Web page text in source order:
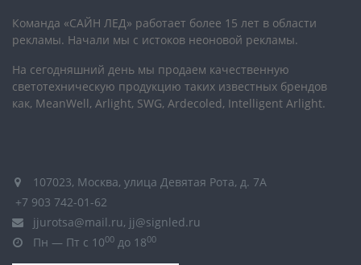
Команда «САЙН ЛЕД» работает более 15 лет в области
рекламы. Начали мы с истоков неоновой рекламы.
На сегодняшний день мы продаем качественную
светотехническую продукцию таких известных брендов
как, MeanWell, Arlight, SWG, Ardecoled, Intelligent Arlight.
107023, Москва, улица Девятая Рота, д. 7А
+7 903 742-01-62
jjurotsa@mail.ru, jj@signled.ru
Пн — Пт с 1000 до 1800